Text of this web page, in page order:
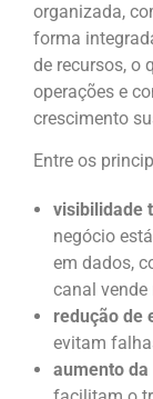
organizada,
forma
de recursos, o
operações e
crescimento
Entre os
visibilidade
negócio
em dados,
canal vende
redução de
evitam
aumento